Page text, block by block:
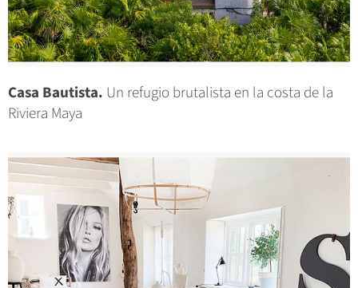
Casa Bautista. Un refugio brutalista en la costa de la
Riviera Maya